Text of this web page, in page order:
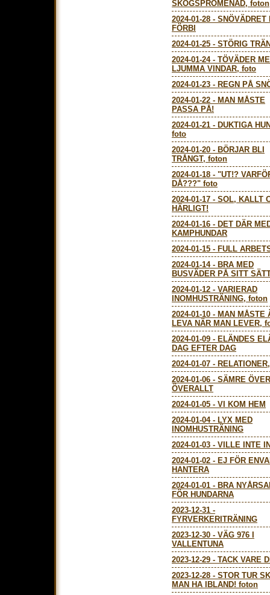
SKOGSPROMENAD, foton
2024-01-28 - SNÖVÄDRET
FÖRBI
2024-01-25 - STÖRIG
2024-01-24- TÖVÄDER
LJUMMA VINDAR, foto
2024-01-23 - REGN PÅ
2024-01-22 - MAN MÅSTE
PASSA PÅ!
2024-01-21 - DUKTIGA
foto
2024-01-20 - BÖRJAR BLI
TRÅNGT, foton
2024-01-18 - "UT!?
DÅ???" foto
2024-01-17 - SOL, KALLT
HÄRLIGT!
2024-01-16 - DET DÄR
KAMPHUNDAR
2024-01-15 - FULL
2024-01-14- BRA MED
BUSVÄDER PÅ SITT
2024-01-12 - VARIERAD
INOMHUSTRÄNING, foton
2024-01-10 - MAN MÅSTE
LEVA NÄR MAN LEVER,
2024-01-09 - ELÄNDES
DAG EFTER DAG
2024-01-07 -
2024-01-06 - SÄMRE
ÖVERALLT
2024-01-05 - VI KOM HEM
2024-01-04- LYX MED
INOMHUSTRÄNING
2024-01-03 - VILLE INTE
2024-01-02 - EJ FÖR
HANTERA
2024-01-01 - BRA
FÖR HUNDARNA
2023-12-31 -
FYRVERKERITRÄNING
2023-12-30 - VÄG 976 I
VALLENTUNA
2023-12-29 - TACK VARE
2023-12-28 - STOR TUR
MAN HA IBLAND! foton